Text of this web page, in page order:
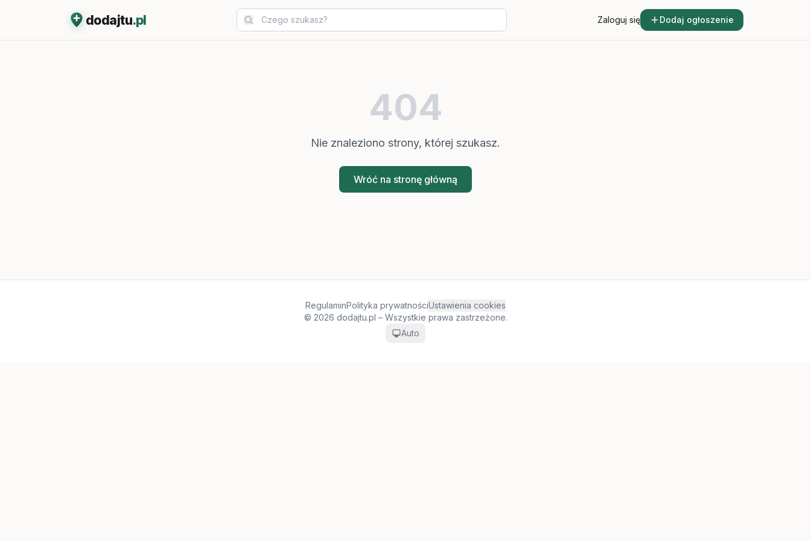
dodajtu.pl Zaloguj się Dodaj ogłoszenie
404
Nie znaleziono strony, której szukasz.
Wróć na stronę główną
RegulaminPolityka prywatnościUstawienia cookies
© 2026 dodajtu.pl – Wszystkie prawa zastrzeżone.
Auto